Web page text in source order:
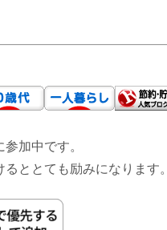
加中です。
ととても励みになります。